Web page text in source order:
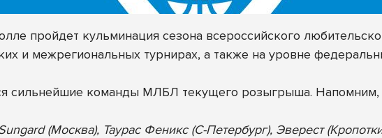
пройдет кульминация сезона всероссийского
и межрегиональных турнирах, а также на уровне
сильнейшие команды МЛБЛ текущего розыгрыша.
(Москва), Таурас Феникс (С-Петербург), Эверест